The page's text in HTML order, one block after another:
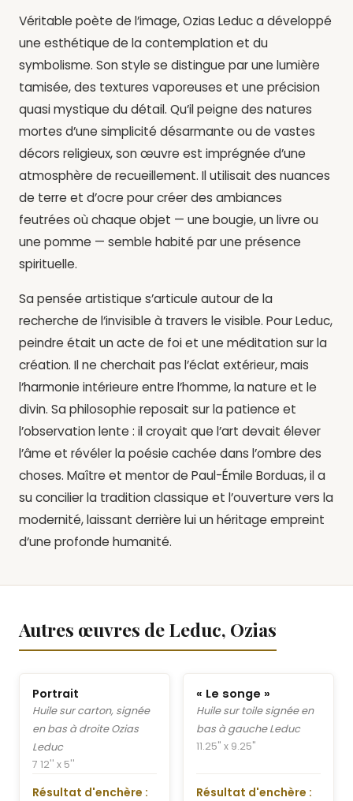
Véritable poète de l’image, Ozias Leduc a développé
une esthétique de la contemplation et du
symbolisme. Son style se distingue par une lumière
tamisée, des textures vaporeuses et une précision
quasi mystique du détail. Qu’il peigne des natures
mortes d’une simplicité désarmante ou de vastes
décors religieux, son œuvre est imprégnée d’une
atmosphère de recueillement. Il utilisait des nuances
de terre et d’ocre pour créer des ambiances
feutrées où chaque objet — une bougie, un livre ou
une pomme — semble habité par une présence
spirituelle.
Sa pensée artistique s’articule autour de la
recherche de l’invisible à travers le visible. Pour Leduc,
peindre était un acte de foi et une méditation sur la
création. Il ne cherchait pas l’éclat extérieur, mais
l’harmonie intérieure entre l’homme, la nature et le
divin. Sa philosophie reposait sur la patience et
l’observation lente : il croyait que l’art devait élever
l’âme et révéler la poésie cachée dans l’ombre des
choses. Maître et mentor de Paul-Émile Borduas, il a
su concilier la tradition classique et l’ouverture vers la
modernité, laissant derrière lui un héritage empreint
d’une profonde humanité.
Autres œuvres de Leduc, Ozias
Portrait
Huile sur carton, signée
en bas à droite Ozias
Leduc
7 12'' x 5''
Résultat d'enchère :
« Le songe »
Huile sur toile signée en
bas à gauche Leduc
11.25" x 9.25"
Résultat d'enchère :